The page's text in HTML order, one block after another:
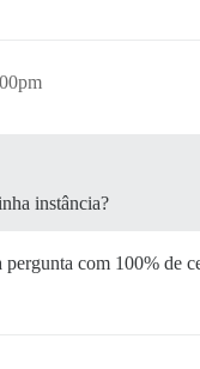
instância?
com 100% de